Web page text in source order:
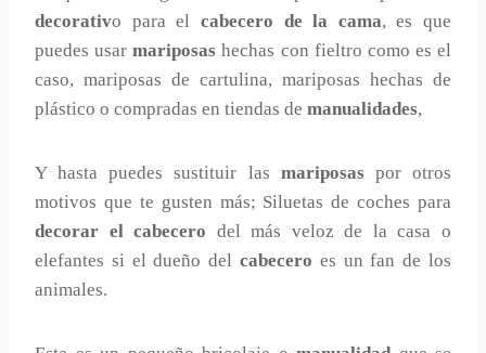
decorativo para el cabecero de la cama, es que
puedes usarmariposas hechas con fieltro como es el
caso, mariposas de cartulina, mariposas hechas de
plástico o compradas en tiendas de manualidades,
Y hasta puedes sustituir las mariposaspor otros
motivos que te gusten más; Siluetas de coches para
decorar el cabecero del más veloz de la casa o
elefantes si el dueño del cabecero es un fan de los
animales.